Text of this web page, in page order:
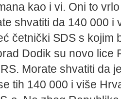
kao i vi. Oni to
shvatiti da 140 000 i
četnički SDS s kojim
Dodik su novo lice
Morate shvatiti da
tih 140 000 i više